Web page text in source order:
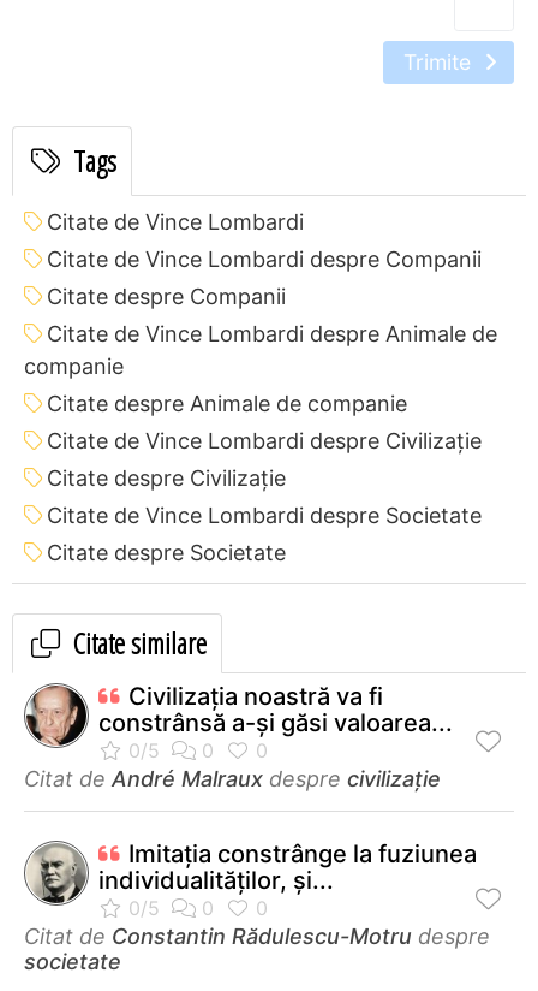
Trimite
Tags
Citate de Vince Lombardi
Citate de Vince Lombardi despre Companii
Citate despre Companii
Citate de Vince Lombardi despre Animale de
companie
Citate despre Animale de companie
Citate de Vince Lombardi despre Civilizație
Citate despre Civilizație
Citate de Vince Lombardi despre Societate
Citate despre Societate
Citate similare
Civilizaţia noastră va fi
constrânsă a-şi găsi valoarea...
Citat de André Malraux despre civilizație
Imitaţia constrânge la fuziunea
individualităţilor, şi...
Citat de Constantin Rădulescu-Motru despre
societate